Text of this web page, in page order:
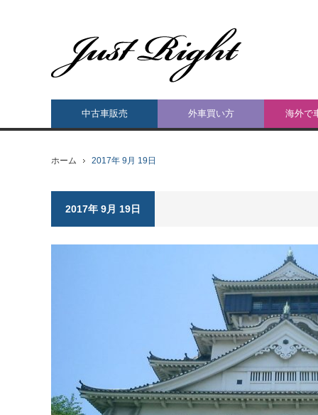
中古車販売 外車買い方 海外で
ホーム 2017年 9月 19日
2017年 9月 19日